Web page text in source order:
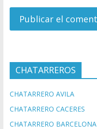
CHATARREROS
CHATARRERO AVILA
CHATARRERO CACERES
CHATARRERO BARCELONA